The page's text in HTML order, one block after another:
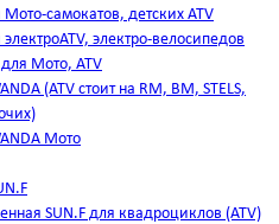
Мото-самокатов, детских ATV
электро-велосипедов
Мото, ATV
(АТV стоит на RM, BM, STELS,
Мото
SUN.F для квадроциклов (АТV)